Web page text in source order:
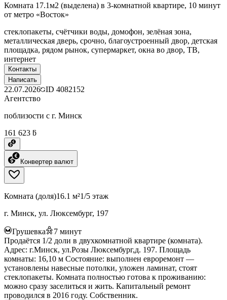
Комната 17.1м2 (выделена) в 3-комнатной квартире, 10 минут
от метро «Восток»
стеклопакеты, счётчики воды, домофон, зелёная зона,
металлическая дверь, срочно, благоустроенный двор, детская
площадка, рядом рынок, супермаркет, окна во двор, ТВ,
интернет
Контакты
Написать
22.07.2026 ID 4082152
Агентство
поблизости с г. Минск
161 623 ƃ
Конвертер валют
Комната (доля)16.1 м²1/5 этаж
г. Минск, ул. Люксембург, 197
Грушевка 7 минут
Продаётся 1/2 доли в двухкомнатной квартире (комната).
Адрес: г.Минск, ул.Розы Люксембург,д. 197. Площадь
комнаты: 16,10 м Состояние: выполнен евроремонт —
установлены навесные потолки, уложен ламинат, стоят
стеклопакеты. Комната полностью готова к проживанию:
можно сразу заселиться и жить. Капитальный ремонт
проводился в 2016 году. Собственник.